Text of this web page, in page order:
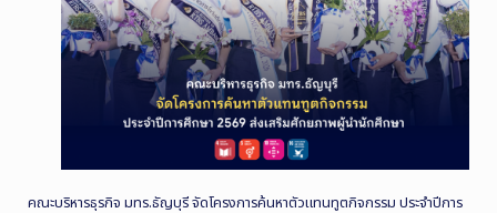
คณะบริหารธุรกิจ มทร.ธัญบุรี จัดโครงการค้นหาตัวแทนทูตกิจกรรม ประจำปีการ